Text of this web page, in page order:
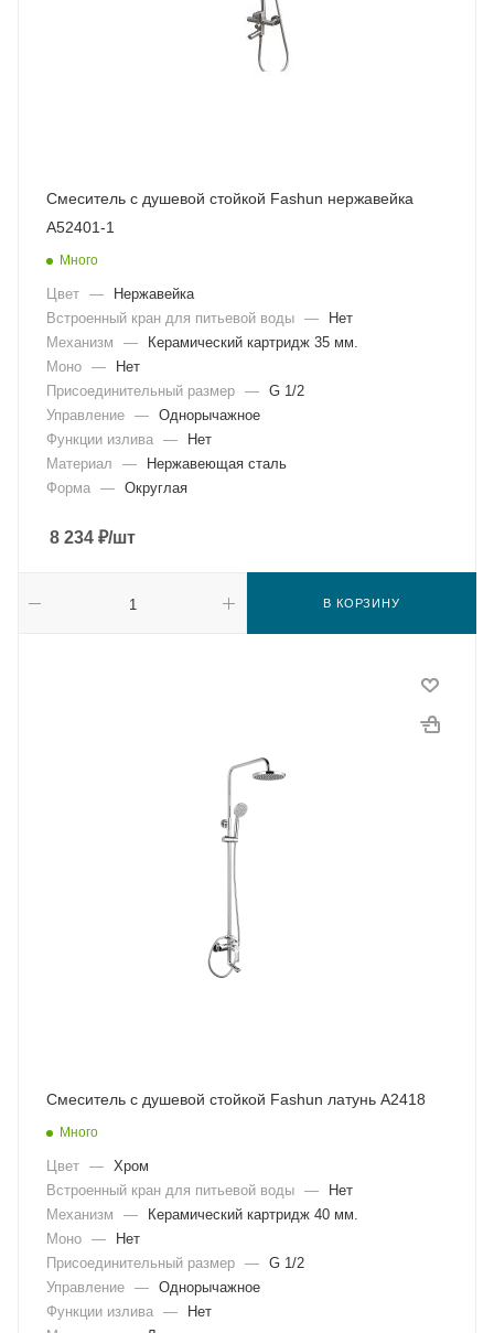
Смеситель с душевой стойкой Fashun нержавейка
A52401-1
Много
Цвет —
Нержавейка
Встроенный кран для питьевой воды —
Нет
Механизм
—
Керамический картридж 35 мм.
Моно —
Нет
Присоединительный размер — G 1/2
Управление — Однорычажное
Функции излива —
Нет
Материал
—
Нержавеющая сталь
Форма — Округлая
8 234 ₽/шт
В КОРЗИНУ
Смеситель с душевой стойкой Fashun латунь A2418
Много
Цвет — Хром
Встроенный кран для питьевой воды —
Нет
Механизм
—
Керамический картридж 40 мм.
Моно —
Нет
Присоединительный размер — G 1/2
Управление — Однорычажное
Функции излива —
Нет